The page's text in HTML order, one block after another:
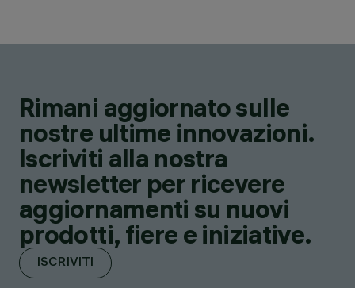
Rimani aggiornato sulle
nostre ultime innovazioni.
Iscriviti alla nostra
newsletter per ricevere
aggiornamenti su nuovi
prodotti, fiere e iniziative.
ISCRIVITI